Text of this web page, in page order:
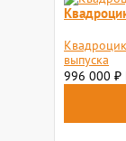
выпуска
996 000 ₽